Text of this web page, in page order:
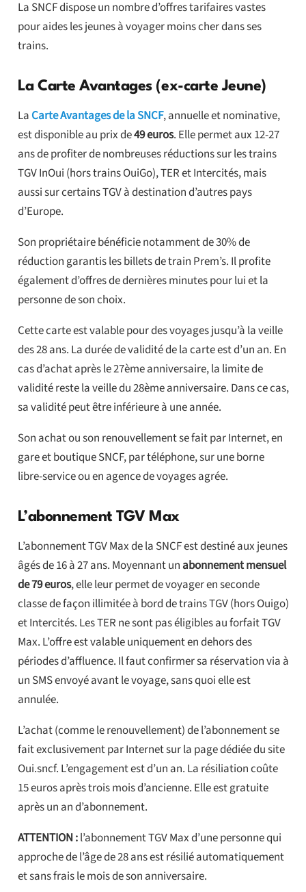
La SNCF dispose un nombre d’offres tarifaires vastes
pour aides les jeunes à voyager moins cher dans ses
trains.
La Carte Avantages (ex-carte Jeune)
La Carte Avantages de la SNCF, annuelle et nominative,
est disponible au prix de49 euros. Elle permet aux 12-27
ans de profiter de nombreuses réductions sur les trains
TGV InOui (hors trains OuiGo), TER et Intercités, mais
aussi sur certains TGV à destination d’autres pays
d’Europe.
Son propriétaire bénéficie notamment de 30% de
réduction garantis les billets de train Prem’s. Il profite
également d’offres de dernières minutes pour lui et la
personne de son choix.
Cette carte est valable pour des voyages jusqu’à la veille
des 28 ans. La durée de validité de la carte est d’un an. En
cas d’achat après le 27ème anniversaire, la limite de
validité reste la veille du 28ème anniversaire. Dans ce cas,
sa validité peut être inférieure à une année.
Son achat ou son renouvellement se fait par Internet, en
gare et boutique SNCF, par téléphone, sur une borne
libre-service ou en agence de voyages agrée.
L’abonnement TGV Max
L’abonnement TGV Max de la SNCF est destiné aux jeunes
âgés de 16 à 27 ans. Moyennant unabonnement mensuel
de 79 euros, elle leur permet de voyager en seconde
classe de façon illimitée à bord de trains TGV (hors Ouigo)
et Intercités. Les TER ne sont pas éligibles au forfait TGV
Max. L’offre est valable uniquement en dehors des
périodes d’affluence. Il faut confirmer sa réservation via à
un SMS envoyé avant le voyage, sans quoi elle est
annulée.
L’achat (comme le renouvellement) de l’abonnement se
fait exclusivement par Internet sur la page dédiée du site
Oui.sncf. L’engagement est d’un an. La résiliation coûte
15 euros après trois mois d’ancienne. Elle est gratuite
après un an d’abonnement.
ATTENTION :l’abonnement TGV Max d’une personne qui
approche de l’âge de 28 ans est résilié automatiquement
et sans frais le mois de son anniversaire.